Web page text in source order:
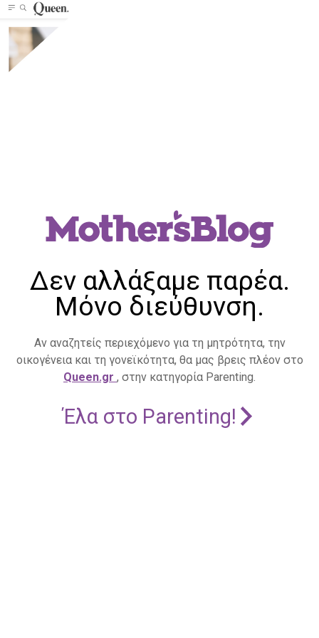
Δεν αλλάξαμε παρέα.
Μόνο διεύθυνση.
Αν αναζητείς περιεχόμενο για τη μητρότητα, την
οικογένεια και τη γονεϊκότητα, θα μας βρεις πλέον στο
Queen.gr , στην κατηγορία Parenting.
Έλα στο Parenting!